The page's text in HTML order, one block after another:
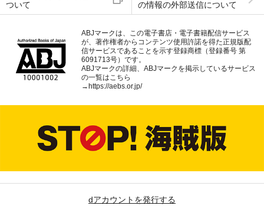
ついて
の情報の外部送信について
ABJマークは、この電子書店・電子書籍配信サービス
が、著作権者からコンテンツ使用許諾を得た正規版配
信サービスであることを示す登録商標（登録番号 第
6091713号）です。
ABJマークの詳細、ABJマークを掲示しているサービス
の一覧はこちら
→https://aebs.or.jp/
dアカウントを発行する